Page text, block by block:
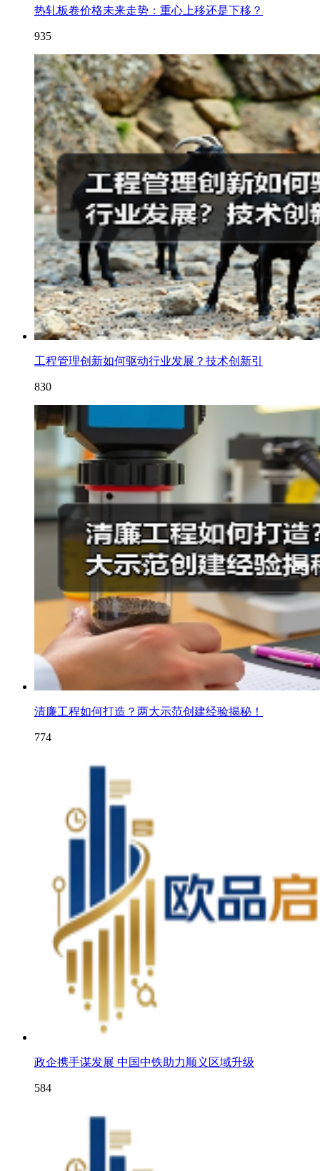
热轧板卷价格未来走势：重心上移还是下移？
935
工程管理创新如何驱动行业发展？技术创新引
830
清廉工程如何打造？两大示范创建经验揭秘！
774
政企携手谋发展 中国中铁助力顺义区域升级
584